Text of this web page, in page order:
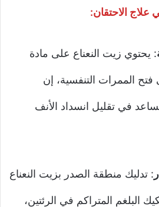
علاج الاحتقان:
: يحتوي زيت النعناع على مادة
فتح الممرات التنفسية، إن
في تقليل انسداد الأنف
: تدليك منطقة الصدر بزيت النعناع
البلغم المتراكم في الرئتين،